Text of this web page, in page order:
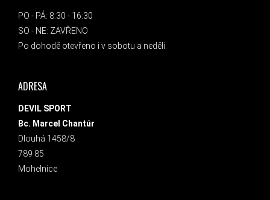
PO - PÁ: 8:30 - 16:30
SO - NE: ZAVŘENO
Po dohodě otevřeno i v sobotu a neděli.
ADRESA
DEVIL SPORT
Bc. Marcel Chantúr
Dlouhá 1458/8
789 85
Mohelnice